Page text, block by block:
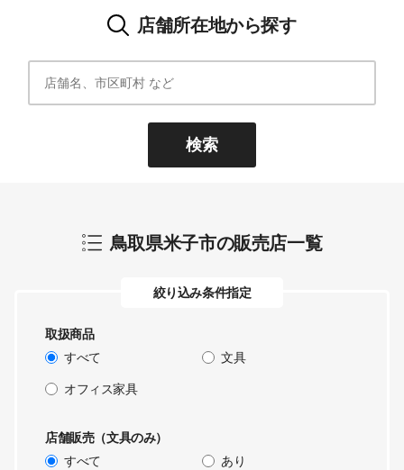
店舗所在地から探す
検索
鳥取県米子市の販売店一覧
絞り込み条件指定
取扱商品
すべて
文具
オフィス家具
店舗販売（文具のみ）
すべて
あり